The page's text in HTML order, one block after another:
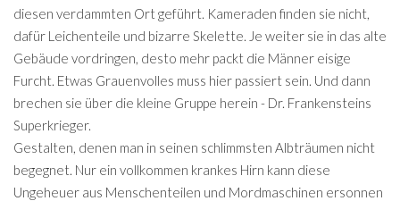
diesen verdammten Ort geführt. Kameraden finden sie nicht,
dafür Leichenteile und bizarre Skelette. Je weiter sie in das alte
Gebäude vordringen, desto mehr packt die Männer eisige
Furcht. Etwas Grauenvolles muss hier passiert sein. Und dann
brechen sie über die kleine Gruppe herein - Dr. Frankensteins
Superkrieger.
Gestalten, denen man in seinen schlimmsten Albträumen nicht
begegnet. Nur ein vollkommen krankes Hirn kann diese
Ungeheuer aus Menschenteilen und Mordmaschinen ersonnen